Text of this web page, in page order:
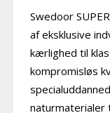
Swedoor
af eksklusive
kærlighed til
kompromisløs
naturmaterialer